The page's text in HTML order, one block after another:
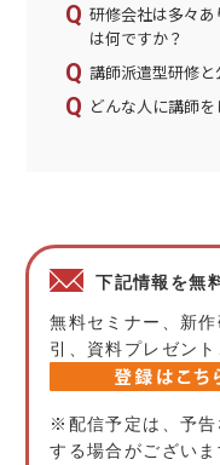
研修会社は多々
は何ですか？
講師派遣型研修と
どんな人に講師
下記情報を無
無料セミナー、新
引、資料プレゼン
※配信予定は、予告
する場合がございま